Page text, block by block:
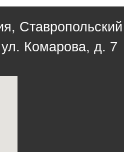
ул. Комарова, д. 7